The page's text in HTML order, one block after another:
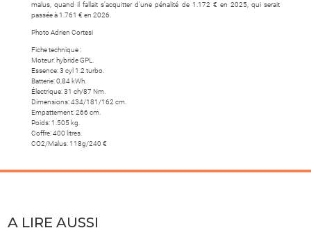
malus, quand il fallait s’acquitter d’une pénalité de 1.172 € en 2025, qui serait
passée à 1.761 € en 2026.
Photo Adrien Cortesi
Fiche technique :
Moteur: hybride GPL.
Essence: 3 cyl 1.2 turbo.
Batterie: 0,84 kWh.
Électrique: 31 ch/87 Nm.
Dimensions: 434/181/162 cm.
Empattement: 266 cm.
Poids: 1.505 kg.
Coffre: 400 litres.
CO2/Malus: 118g/240 €
A LIRE AUSSI